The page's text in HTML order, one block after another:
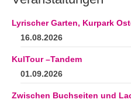
Lyrischer Garten, Kurpark
16.08.2026
KulTour –Tandem
01.09.2026
Zwischen Buchseiten und